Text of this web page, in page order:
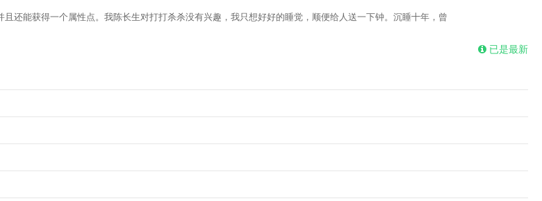
还能获得一个属性点。我陈长生对打打杀杀没有兴趣，我只想好好的睡觉，顺便给人送一下钟。沉睡十年，曾
已是最新